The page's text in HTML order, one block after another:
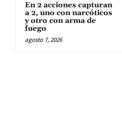
En 2 acciones capturan
a 2, uno con narcóticos
y otro con arma de
fuego
agosto 7, 2026